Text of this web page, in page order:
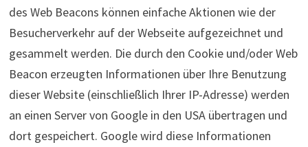
des Web Beacons können einfache Aktionen wie der
Besucherverkehr auf der Webseite aufgezeichnet und
gesammelt werden. Die durch den Cookie und/oder Web
Beacon erzeugten Informationen über Ihre Benutzung
dieser Website (einschließlich Ihrer IP-Adresse) werden
an einen Server von Google in den USA übertragen und
dort gespeichert. Google wird diese Informationen